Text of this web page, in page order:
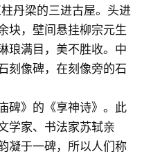
丹梁的三进古屋。头进
块，壁间悬挂柳宗元生
琅满目，美不胜收。中
刻像碑，在刻像旁的石
碑》的《享神诗》。此
学家、书法家苏轼亲
凝于一碑，所以人们称